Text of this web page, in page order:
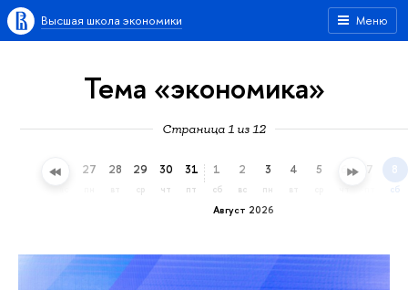
Меню
Высшая школа экономики
Тема «экономика»
Страница 1 из 12
26 27 28 29
ср
30
чт
31
пт
Август 2026
1
сб
2
вс
3
пн
4 5 6 7 8
сб